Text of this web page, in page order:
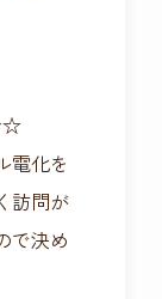
電化を
訪問が
で決め